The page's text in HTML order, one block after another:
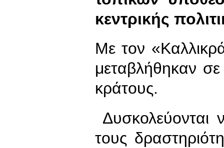
κεντρικής
Με τον
μεταβλήθηκαν σε
κράτους.
Δυσκολεύονται
τους